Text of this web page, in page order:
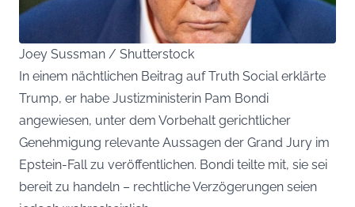
Joey Sussman / Shutterstock
In einem nächtlichen Beitrag auf Truth Social erklärte
Trump, er habe Justizministerin Pam Bondi
angewiesen, unter dem Vorbehalt gerichtlicher
Genehmigung relevante Aussagen der Grand Jury im
Epstein-Fall zu veröffentlichen. Bondi teilte mit, sie sei
bereit zu handeln – rechtliche Verzögerungen seien